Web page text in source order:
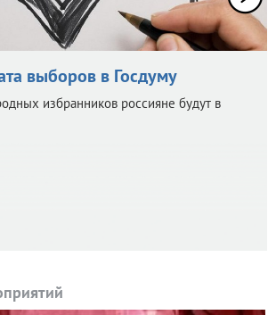
выборов в Госдуму
избранников россияне будут в